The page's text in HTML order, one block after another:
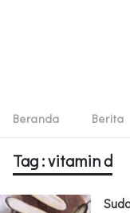
Beranda Berita
Tag : vitamin d